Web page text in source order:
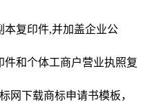
本复印件,并加盖企业公
件和个体工商户营业执照复
网下载商标申请书模板，